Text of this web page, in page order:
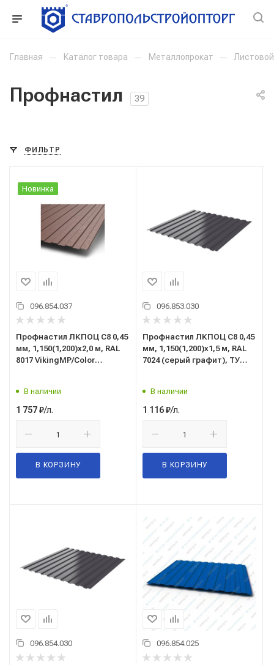
Главная — Каталог товара — Металлопрокат —
Профнастил 39
ФИЛЬТР
Новинка
096.854.037
Профнастил ЛКПОЦ C8 0,45
мм, 1,150(1,200)x2,0 м, RAL
8017 VikingMP/Color
В наличии
1 757₽/л.
В КОРЗИНУ
096.853.030
Профнастил ЛКПОЦ C8 0,45
мм, 1,150(1,200)x1,5 м, RAL
7024 (серый графит), ТУ
В наличии
1 116₽/л.
В КОРЗИНУ
096.854.030 096.854.025